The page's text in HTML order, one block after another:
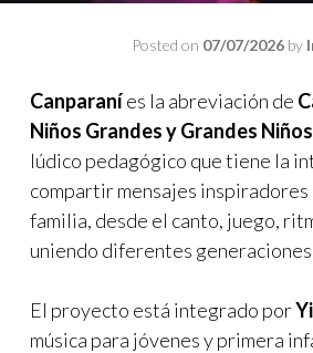
Posted on 07/07/2026by
Canparaníes la abreviación de
Niños Grandes y Grandes Niños
lúdico pedagógico que tiene la
compartir mensajes inspiradores
familia, desde el canto, juego,
uniendo diferentes
El proyecto está integrado por
música para jóvenes y primera